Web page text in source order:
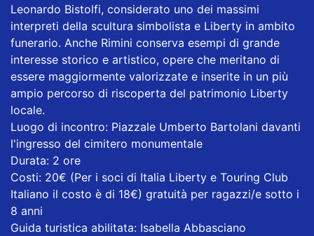
Leonardo Bistolfi, considerato uno dei massimi
interpreti della scultura simbolista e Liberty in ambito
funerario. Anche Rimini conserva esempi di grande
interesse storico e artistico, opere che meritano di
essere maggiormente valorizzate e inserite in un più
ampio percorso di riscoperta del patrimonio Liberty
locale.
Luogo di incontro: Piazzale Umberto Bartolani davanti
l'ingresso del cimitero monumentale
Durata: 2 ore
Costi: 20€ (Per i soci di Italia Liberty e Touring Club
Italiano il costo è di 18€) gratuità per ragazzi/e sotto i
8 anni
Guida turistica abilitata: Isabella Abbasciano